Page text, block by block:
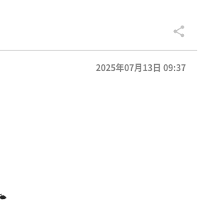
2025年07月13日 09:37